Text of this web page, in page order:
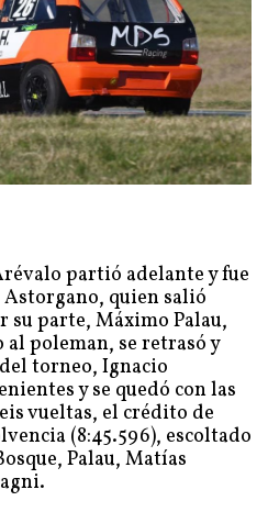
partió adelante y fue
quien salió
su parte, Máximo Palau,
poleman, se retrasó y
torneo, Ignacio
y se quedó con las
vueltas, el crédito de
(8:45.596), escoltado
Palau, Matías